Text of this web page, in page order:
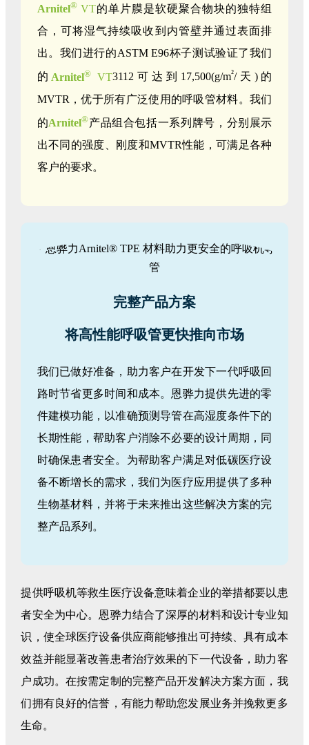
Arnitel®VT的单片膜是软硬聚合物块的独特组
合，可将湿气持续吸收到内管壁并通过表面排
出。我们进行的ASTM E96杯子测试验证了我们
的 Arnitel® VT3112可达到17,500(g/m²/天)的
MVTR，优于所有广泛使用的呼吸管材料。我们
的Arnitel®产品组合包括一系列牌号，分别展示
出不同的强度、刚度和MVTR性能，可满足各种
客户的要求。
完整产品方案
将高性能呼吸管更快推向市场
我们已做好准备，助力客户在开发下一代呼吸回
路时节省更多时间和成本。恩骅力提供先进的零
件建模功能，以准确预测导管在高湿度条件下的
长期性能，帮助客户消除不必要的设计周期，同
时确保患者安全。为帮助客户满足对低碳医疗设
备不断增长的需求，我们为医疗应用提供了多种
生物基材料，并将于未来推出这些解决方案的完
整产品系列。
提供呼吸机等救生医疗设备意味着企业的举措都要以患
者安全为中心。恩骅力结合了深厚的材料和设计专业知
识，使全球医疗设备供应商能够推出可持续、具有成本
效益并能显著改善患者治疗效果的下一代设备，助力客
户成功。在按需定制的完整产品开发解决方案方面，我
们拥有良好的信誉，有能力帮助您发展业务并挽救更多
生命。